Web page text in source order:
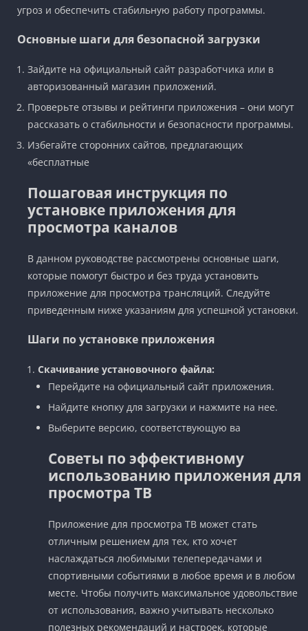
угроз и обеспечить стабильную работу программы.
Основные шаги для безопасной загрузки
Зайдите на официальный сайт разработчика или в
авторизованный магазин приложений.
Проверьте отзывы и рейтинги приложения – они могут
рассказать о стабильности и безопасности программы.
Избегайте сторонних сайтов, предлагающих
«бесплатные
Пошаговая инструкция по
установке приложения для
просмотра каналов
В данном руководстве рассмотрены основные шаги,
которые помогут быстро и без труда установить
приложение для просмотра трансляций. Следуйте
приведенным ниже указаниям для успешной установки.
Шаги по установке приложения
Скачивание установочного файла:
Перейдите на официальный сайт приложения.
Найдите кнопку для загрузки и нажмите на нее.
Выберите версию, соответствующую ва
Советы по эффективному
использованию приложения для
просмотра ТВ
Приложение для просмотра ТВ может стать
отличным решением для тех, кто хочет
наслаждаться любимыми телепередачами и
спортивными событиями в любое время и в любом
месте. Чтобы получить максимальное удовольствие
от использования, важно учитывать несколько
полезных рекомендаций и настроек, которые